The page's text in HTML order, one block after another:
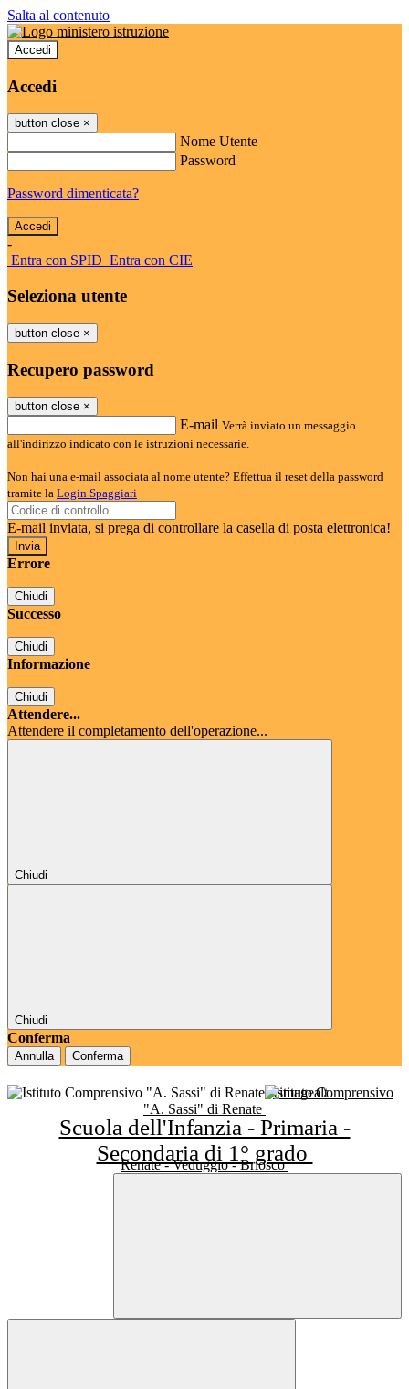
Salta al contenuto
Accedi
Accedi
button close ×
Nome Utente
Password
Password dimenticata?
-
Entra con SPID Entra con CIE
Seleziona utente
button close ×
Recupero password
button close ×
E-mail Verrà inviato un messaggio
all'indirizzo indicato con le istruzioni necessarie.
Non hai una e-mail associata al nome utente? Effettua il reset della password
tramite la Login Spaggiari
E-mail inviata, si prega di controllare la casella di posta elettronica!
Errore
Chiudi
Successo
Chiudi
Informazione
Chiudi
Attendere...
Attendere il completamento dell'operazione...
Chiudi
Chiudi
Conferma
Annulla Conferma
Istituto Comprensivo
"A. Sassi" di Renate
Scuola dell'Infanzia - Primaria -
Secondaria di 1° grado
Renate - Veduggio - Briosco